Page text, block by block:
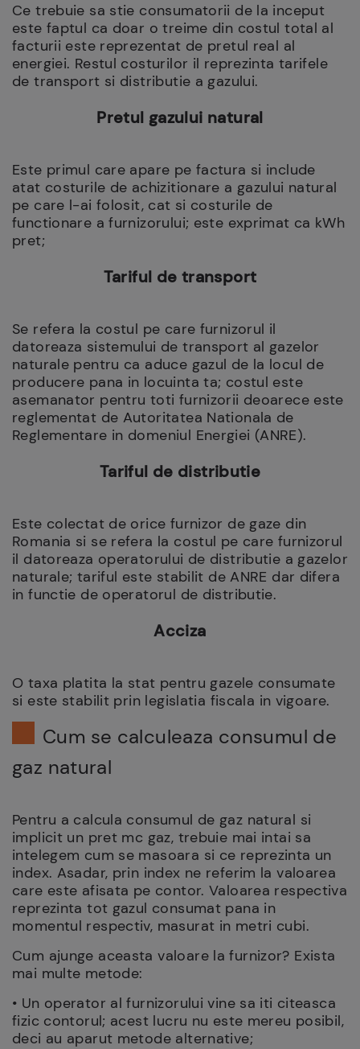
Ce trebuie sa stie consumatorii de la inceput
este faptul ca doar o treime din costul total al
facturii este reprezentat de pretul real al
energiei. Restul costurilor il reprezinta tarifele
de transport si distributie a gazului.
Pretul gazului natural
Este primul care apare pe factura si include
atat costurile de achizitionare a gazului natural
pe care l-ai folosit, cat si costurile de
functionare a furnizorului; este exprimat ca kWh
pret;
Tariful de transport
Se refera la costul pe care furnizorul il
datoreaza sistemului de transport al gazelor
naturale pentru ca aduce gazul de la locul de
producere pana in locuinta ta; costul este
asemanator pentru toti furnizorii deoarece este
reglementat de Autoritatea Nationala de
Reglementare in domeniul Energiei (ANRE).
Tariful de distributie
Este colectat de orice furnizor de gaze din
Romania si se refera la costul pe care furnizorul
il datoreaza operatorului de distributie a gazelor
naturale; tariful este stabilit de ANRE dar difera
in functie de operatorul de distributie.
Acciza
O taxa platita la stat pentru gazele consumate
si este stabilit prin legislatia fiscala in vigoare.
Cum se calculeaza consumul de
gaz natural
Pentru a calcula consumul de gaz natural si
implicit un pret mc gaz, trebuie mai intai sa
intelegem cum se masoara si ce reprezinta un
index. Asadar, prin index ne referim la valoarea
care este afisata pe contor. Valoarea respectiva
reprezinta tot gazul consumat pana in
momentul respectiv, masurat in metri cubi.
Cum ajunge aceasta valoare la furnizor? Exista
mai multe metode:
• Un operator al furnizorului vine sa iti citeasca
fizic contorul; acest lucru nu este mereu posibil,
deci au aparut metode alternative;